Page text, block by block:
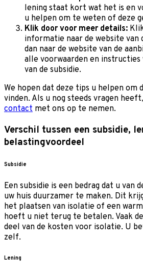
lening staat kort wat het is en
u helpen om te weten of deze
Klik door voor meer details:
informatie naar de website van
dan naar de website van de
alle voorwaarden en
van de subsidie.
We hopen dat deze tips u helpen om
vinden. Als u nog steeds vragen
contact met ons op te nemen.
Verschil tussen een subsidie,
belastingvoordeel
Subsidie
Een subsidie is een bedrag dat u van
uw huis duurzamer te maken. Dit
het plaatsen van isolatie of een
hoeft u niet terug te betalen. Vaak
deel van de kosten voor isolatie. U
zelf.
Lening